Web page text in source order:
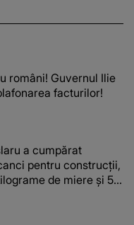
anilor: "De
români! Guvernul Ilie
facturilor!
a cumpărat
pentru construcții,
de miere și 50